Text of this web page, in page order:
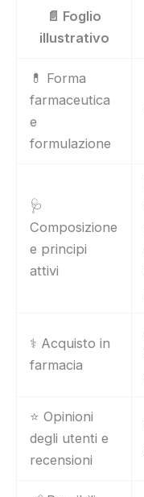
📄 Foglio
illustrativo
💊 Forma
farmaceutica
e
formulazione
🩺
Composizione
e principi
attivi
⚕️ Acquisto in
farmacia
⭐ Opinioni
degli utenti e
recensioni